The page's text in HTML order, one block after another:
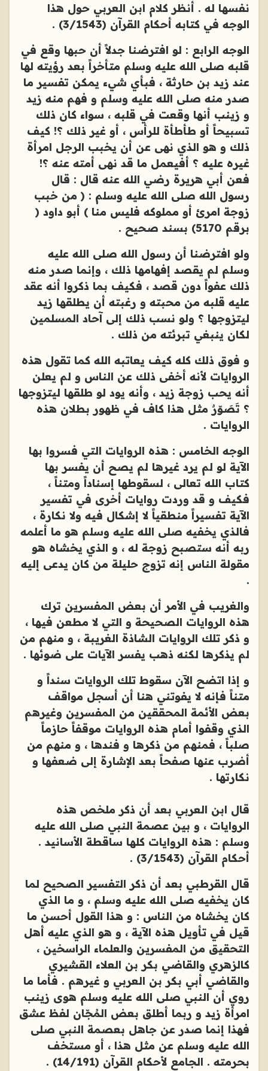
نفسها له . أنظر كلام ابن العربي حول هذا
الوجه في كتابه أحكام القرآن (3/1543) .
الوجه الرابع : لو افترضنا جدلاً أن حبها وقع في
قلبه صلى الله عليه وسلم متأخراً بعد رؤيته لها
عند زيد بن حارثة ، فبأي شيء يمكن تفسير ما
صدر منه صلى الله عليه وسلم و فهم منه زيد
و زينب أنها وقعت في قلبه ، سواء كان ذلك
تسبيحاً أو طأطأة للرأس ، أو غير ذلك ؟! كيف
ذلك و هو الذي نهى عن أن يخبب الرجل امرأة
غيره عليه ؟ أفيعمل ما قد نهى أمته عنه ؟!
فعن أبي هريرة رضي الله عنه قال : قال
رسول الله صلى الله عليه وسلم : ( من خبب
زوجة امرئ أو مملوكه فليس منا ) أبو داود (
برقم 5170) بسند صحيح .
ولو افترضنا أن رسول الله صلى الله عليه
وسلم لم يقصد إفهامها ذلك ، وإنما صدر منه
ذلك عفواً دون قصد ، فكيف بما ذكروا أنه عقد
عليه قلبه من محبته و رغبته أن يطلقها زيد
ليتزوجها ؟ ولو نسب ذلك إلى آحاد المسلمين
لكان ينبغي تبرئته من ذلك .
و فوق ذلك كله كيف يعاتبه الله كما تقول هذه
الروايات لأنه أخفى ذلك عن الناس و لم يعلن
أنه يحب زوجة زيد ، وأنه يود لو طلقها ليتزوجها
؟ تَصَوّرٌ مثل هذا كاف في ظهور بطلان هذه
الروايات .
الوجه الخامس : هذه الروايات التي فسروا بها
الآية لو لم يرد غيرها لم يصح أن يفسر بها
كتاب الله تعالى ، لسقوطها إسناداً ومتناً ،
فكيف و قد وردت روايات أخرى في تفسير
الآية تفسيراً منطقياً لا إشكال فيه ولا نكارة ،
فالذي يخفيه صلى الله عليه وسلم هو ما أعلمه
ربه أنه ستصبح زوجة له ، و الذي يخشاه هو
مقولة الناس إنه تزوج حليلة من كان يدعى إليه
.
والغريب في الأمر أن بعض المفسرين ترك
هذه الروايات الصحيحة و التي لا مطعن فيها ،
و ذكر تلك الروايات الشاذة الغريبة ، و منهم من
لم يذكرها لكنه ذهب يفسر الآيات على ضوئها .
و إذا اتضح الآن سقوط تلك الروايات سنداً و
متناً فإنه لا يفوتني هنا أن أسجل مواقف
بعض الأئمة المحققين من المفسرين وغيرهم
الذي وقفوا أمام هذه الروايات موقفاً حازماً
صلباً ، فمنهم من ذكرها و فندها ، و منهم من
أضرب عنها صفحاً بعد الإشارة إلى ضعفها و
نكارتها .
قال ابن العربي بعد أن ذكر ملخص هذه
الروايات ، و بين عصمة النبي صلى الله عليه
وسلم : هذه الروايات كلها ساقطة الأسانيد .
أحكام القرآن (3/1543) .
قال القرطبي بعد أن ذكر التفسير الصحيح لما
كان يخفيه صلى الله عليه وسلم ، و ما الذي
كان يخشاه من الناس : و هذا القول أحسن ما
قيل في تأويل هذه الآية ، و هو الذي عليه أهل
التحقيق من المفسرين والعلماء الراسخين ،
كالزهري والقاضي بكر بن العلاء القشيري
والقاضي أبي بكر بن العربي و غيرهم . فأما ما
روي أن النبي صلى الله عليه وسلم هوى زينب
امرأة زيد و ربما أطلق بعض المُجّان لفظ عشق
فهذا إنما صدر عن جاهل بعصمة النبي صلى
الله عليه وسلم عن مثل هذا ، أو مستخف
بحرمته . الجامع لأحكام القرآن (14/191) .